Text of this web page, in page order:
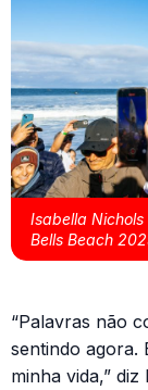
Isabella
Bells Beach
“Palavras não
sentindo agora.
minha vida,”